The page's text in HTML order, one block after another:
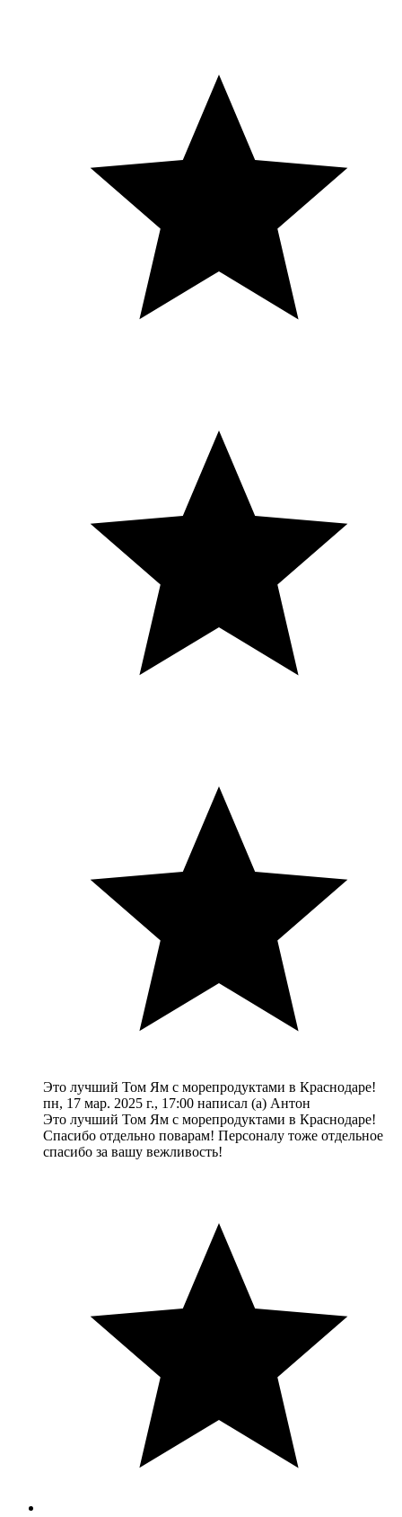
Это лучший Том Ям с морепродуктами в Краснодаре!
пн, 17 мар. 2025 г., 17:00 написал (а) Антон
Это лучший Том Ям с морепродуктами в Краснодаре!
Спасибо отдельно поварам! Персоналу тоже отдельное
спасибо за вашу вежливость!